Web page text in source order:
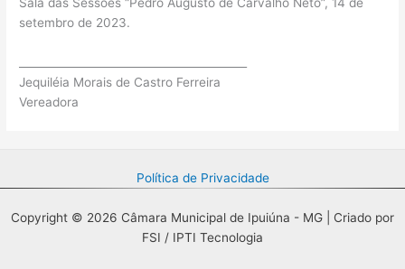
Sala das Sessões “Pedro Augusto de Carvalho Neto”, 14 de
setembro de 2023.
Jequiléia Morais de Castro Ferreira
Vereadora
Política de Privacidade
Copyright © 2026 Câmara Municipal de Ipuiúna - MG | Criado por
FSI / IPTI Tecnologia